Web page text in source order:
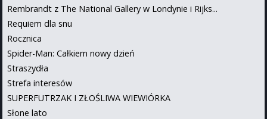
Rembrandt z The National Gallery w Londynie i Rijks...
Requiem dla snu
Rocznica
Spider-Man: Całkiem nowy dzień
Straszydła
Strefa interesów
SUPERFUTRZAK I ZŁOŚLIWA WIEWIÓRKA
Słone lato